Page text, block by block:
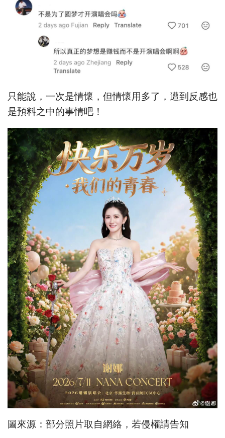
只能說，一次是情懷，但情懷用多了，遭到反感也
是預料之中的事情吧！
圖來源：部分照片取自網絡，若侵權請告知